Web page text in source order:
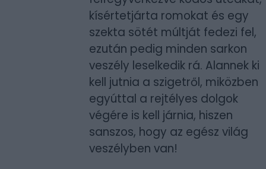
kísértetjárta romokat és egy
szekta sötét múltját fedezi fel,
ezután pedig minden sarkon
veszély leselkedik rá. Alannek ki
kell jutnia a szigetről, miközben
egyúttal a rejtélyes dolgok
végére is kell járnia, hiszen
sanszos, hogy az egész világ
veszélyben van!